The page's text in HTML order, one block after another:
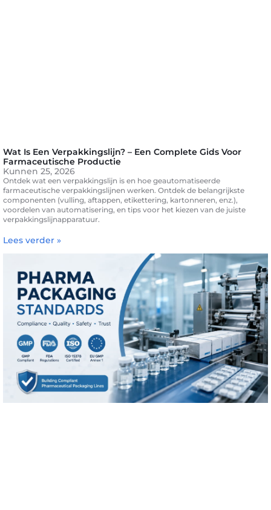
Wat Is Een Verpakkingslijn? – Een Complete Gids Voor
Farmaceutische Productie
Kunnen 25, 2026
Ontdek wat een verpakkingslijn is en hoe geautomatiseerde
farmaceutische verpakkingslijnen werken. Ontdek de belangrijkste
componenten (vulling, aftappen, etikettering, kartonneren, enz.),
voordelen van automatisering, en tips voor het kiezen van de juiste
verpakkingslijnapparatuur.
Lees verder »